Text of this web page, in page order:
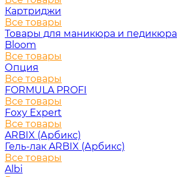
Картриджи
Все товары
Товары для маникюра и педикюра
Bloom
Все товары
Опция
Все товары
FORMULA PROFI
Все товары
Foxy Expert
Все товары
ARBIX (Арбикс)
Гель-лак ARBIX (Арбикс)
Все товары
Albi